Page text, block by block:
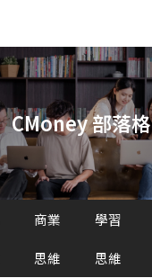
CMoney 部落格
商業
思維
學習
思維